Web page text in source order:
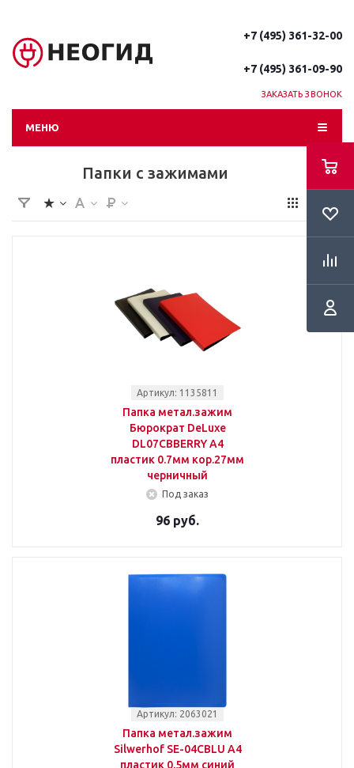
+7 (495) 361-32-00
+7 (495) 361-09-90
ЗАКАЗАТЬ ЗВОНОК
МЕНЮ
Папки с зажимами
Артикул: 1135811
Папка метал.зажим
Бюрократ DeLuxe
DL07CBBERRY A4
пластик 0.7мм кор.27мм
черничный
Под заказ
96 руб.
Артикул: 2063021
Папка метал.зажим
Silwerhof SE-04CBLU A4
пластик 0.5мм синий